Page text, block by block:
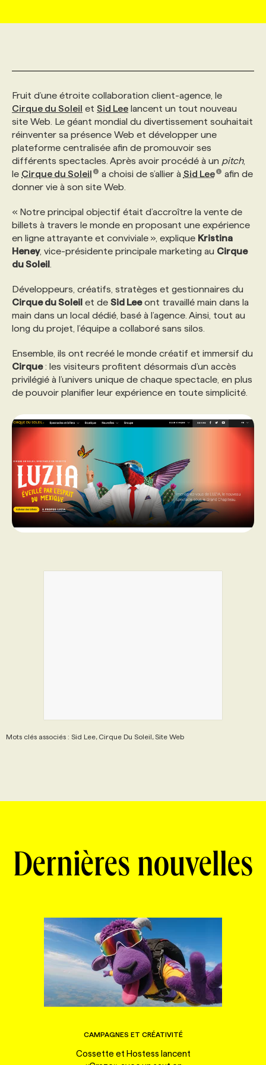
AFFAIRES DE L'INDUSTRIE
INITIATIVES NUMÉRIQUES
PRIX ET DISTINCTIONS
TENDANCES
WEB & MÉDIAS SOCIAUX
MARKETING DURABLE
GEO/SEO
ÉVÉNEMENTIEL
NOS AUTEUR‧RICES
INFOLETTRE PUBLICITÉ
ANNONCEZ AVEC NOUS
CONSULTER LA CVTHÈQUE
PROFIL ENTREPRISE
FAQ
ANNONCEZ AVEC NOUS
VOIR LES OFFRES
PROFIL CANDIDAT
FAQ
ANNONCEZ AVEC NOUS
NOS FORMATIONS EN LIGNE
NOS PARCOURS DE FORMATIONS
FORMATIONS PERSONNALISÉES
NOS FORMATEUR‧RICES
POURQUOI CHOISIR NOS FORMATIONS
NOS TARIFS
PROGRAMMES DE SUBVENTIONS
FAQ
ANNONCEZ AVEC NOUS
CHASSE DE TÊTE
SERVICE DE CHASSE DE TÊTE
NOS TARIFS
NOS EXPERTISES
FAQ
ANNONCEZ AVEC NOUS
Fruit d’une étroite collaboration client-agence, le
Cirque du Soleil et Sid Lee lancent un tout nouveau
site Web. Le géant mondial du divertissement souhaitait
réinventer sa présence Web et développer une
plateforme centralisée afin de promouvoir ses
différents spectacles. Après avoir procédé à un pitch,
le Cirque du Soleil a choisi de s’allier à Sid Lee
afin de
donner vie à son site Web.
« Notre principal objectif était d’accroître la vente de
billets à travers le monde en proposant une expérience
en ligne attrayante et conviviale », explique Kristina
Heney, vice-présidente principale marketing au Cirque
du Soleil
Développeurs, créatifs, stratèges et gestionnaires du
Cirque du Soleil et de Sid Leeont travaillé main dans la
main dans un local dédié, basé à l’agence. Ainsi, tout au
long du projet, l’équipe a collaboré sans silos.
Ensemble, ils ont recréé le monde créatif et immersif du
Cirque: les visiteurs profitent désormais d’un accès
privilégié à l’univers unique de chaque spectacle, en plus
de pouvoir planifier leur expérience en toute simplicité.
Mots clés associés : Sid Lee, Cirque Du Soleil, Site Web
Dernières nouvelles
CAMPAGNES ET CRÉATIVITÉ
Cossette et Hostess lancent